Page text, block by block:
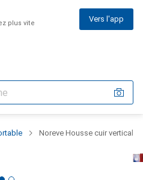
plus vite Vers l'app
Noreve Housse cuir vertical